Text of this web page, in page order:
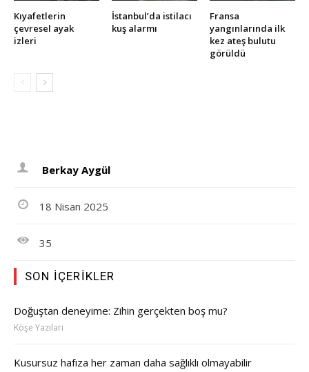
Kıyafetlerin
çevresel ayak
izleri
İstanbul’da istilacı
kuş alarmı
Fransa
yangınlarında ilk
kez ateş bulutu
görüldü
Berkay Aygül
18 Nisan 2025
35
SON İÇERIKLER
Doğuştan deneyime: Zihin gerçekten boş mu?
Köşe Yazıları
Kusursuz hafıza her zaman daha sağlıklı olmayabilir